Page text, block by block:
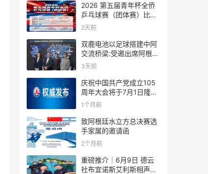
2026 第五届青年杯全侨
乒乓球赛（团体赛）比赛
规则
2天前
双鹿电池以足球搭建中阿
交流桥梁:受邀出席阿根廷
足协赞助商招待会！
3天前
庆祝中国共产党成立105
周年大会将于7月1日隆重
举行
1个月前
致阿根廷水立方总决赛选
手家属的邀请函
2个月前
重磅推介｜6月9日 德云
社布宜诺斯艾利斯相声专